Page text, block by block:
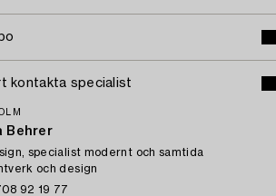
kontakta specialist
Behrer
specialist modernt och samtida
och design
92 19 77